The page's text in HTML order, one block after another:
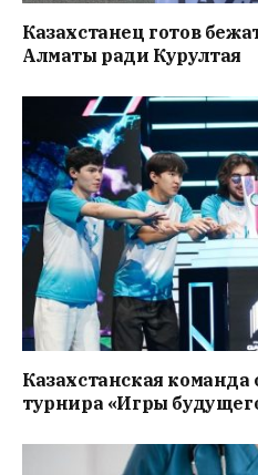
Казахстанец готов
Алматы ради Курултая
Казахстанская
турнира «Игры